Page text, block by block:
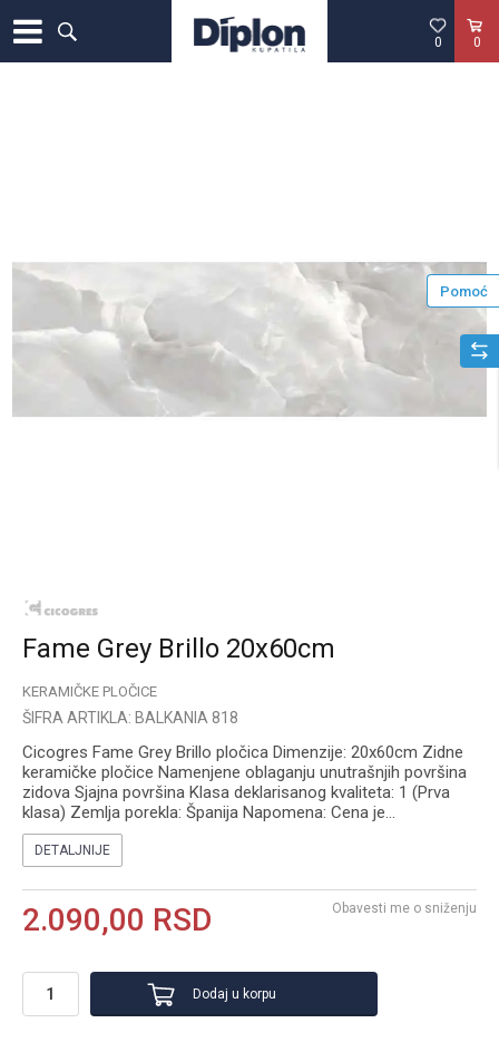
0
0
Fame Grey Brillo 20x60cm
KERAMIČKE PLOČICE
ŠIFRA ARTIKLA: BALKANIA 818
Cicogres Fame Grey Brillo pločica Dimenzije: 20x60cm Zidne
keramičke pločice Namenjene oblaganju unutrašnjih površina
zidova Sjajna površina Klasa deklarisanog kvaliteta: 1 (Prva
klasa) Zemlja porekla: Španija Napomena: Cena je...
DETALJNIJE
2.090,00 RSD Obavesti me o sniženju
Dodaj u korpu
Pomoć